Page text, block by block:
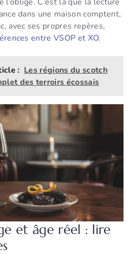
dans une maison comptent,
avec ses propres repères,
entre VSOP et XO.
: Les régions du scotch
des terroirs écossais
et âge réel : lire